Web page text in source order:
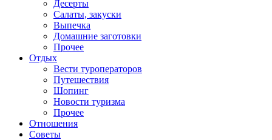
Десерты
Салаты, закуски
Выпечка
Домашние заготовки
Прочее
Отдых
Вести туроператоров
Путешествия
Шопинг
Новости туризма
Прочее
Отношения
Советы